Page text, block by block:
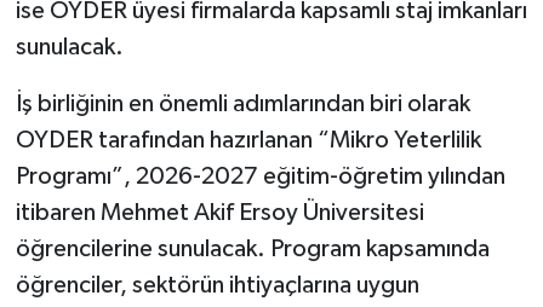
ise OYDER üyesi firmalarda kapsamlı staj imkanları
sunulacak.
İş birliğinin en önemli adımlarından biri olarak
OYDER tarafından hazırlanan “Mikro Yeterlilik
Programı”, 2026-2027 eğitim-öğretim yılından
itibaren Mehmet Akif Ersoy Üniversitesi
öğrencilerine sunulacak. Program kapsamında
öğrenciler, sektörün ihtiyaçlarına uygun